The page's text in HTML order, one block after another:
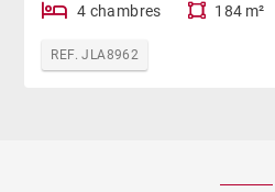
4 chambres 184 m²
REF. JLA8962